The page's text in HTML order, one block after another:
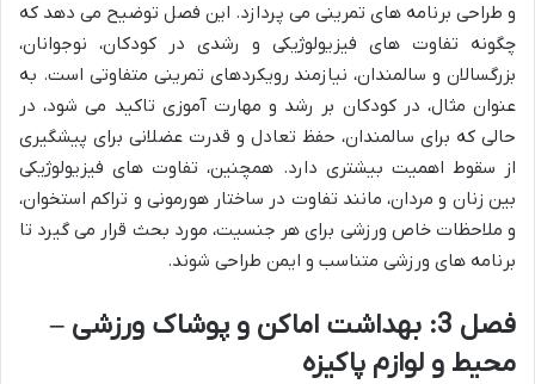
و طراحی برنامه های تمرینی می پردازد. این فصل توضیح می دهد که
چگونه تفاوت های فیزیولوژیکی و رشدی در کودکان، نوجوانان،
بزرگسالان و سالمندان، نیازمند رویکردهای تمرینی متفاوتی است. به
عنوان مثال، در کودکان بر رشد و مهارت آموزی تاکید می شود، در
حالی که برای سالمندان، حفظ تعادل و قدرت عضلانی برای پیشگیری
از سقوط اهمیت بیشتری دارد. همچنین، تفاوت های فیزیولوژیکی
بین زنان و مردان، مانند تفاوت در ساختار هورمونی و تراکم استخوان،
و ملاحظات خاص ورزشی برای هر جنسیت، مورد بحث قرار می گیرد تا
برنامه های ورزشی متناسب و ایمن طراحی شوند.
فصل 3: بهداشت اماکن و پوشاک ورزشی –
محیط و لوازم پاکیزه